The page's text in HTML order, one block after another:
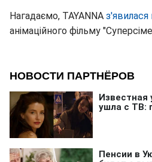
Нагадаємо, TAYANNA з'явилася
анімаційного фільму